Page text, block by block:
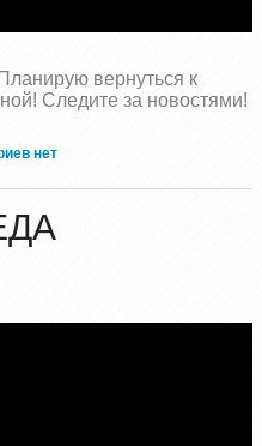
вернуться к
Следите за новостями!
нет